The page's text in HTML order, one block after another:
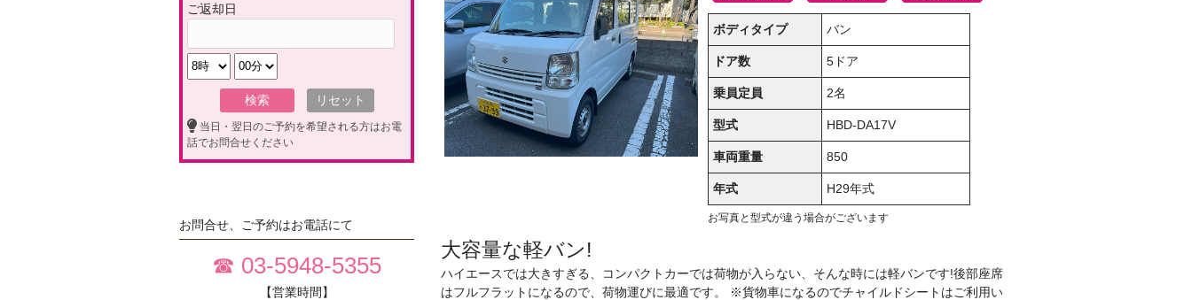
ご返却日
当日・翌日のご予約を希望される方はお電
話でお問合せください
ボディタイプ バン
ドア数 5ドア
乗員定員 2名
型式 HBD-DA17V
車両重量 850
年式 H29年式
お写真と型式が違う場合がございます
大容量な軽バン!
ハイエースでは大きすぎる、コンパクトカーでは荷物が入らない、そんな時には軽バンです!後部座席
はフルフラットになるので、荷物運びに最適です。 ※貨物車になるのでチャイルドシートはご利用い
お問合せ、ご予約はお電話にて
☎ 03-5948-5355
【営業時間】